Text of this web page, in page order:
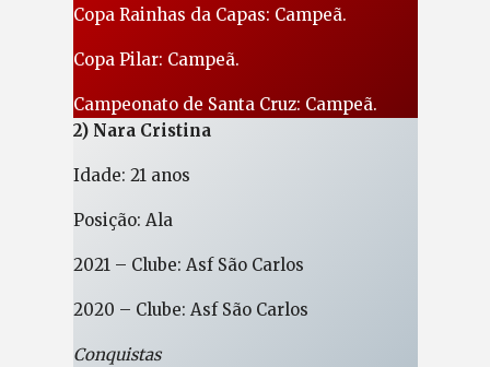
Copa Rainhas da Capas: Campeã.
Copa Pilar: Campeã.
Campeonato de Santa Cruz: Campeã.
2) Nara Cristina
Idade: 21 anos
Posição: Ala
2021 – Clube: Asf São Carlos
2020 – Clube: Asf São Carlos
Conquistas